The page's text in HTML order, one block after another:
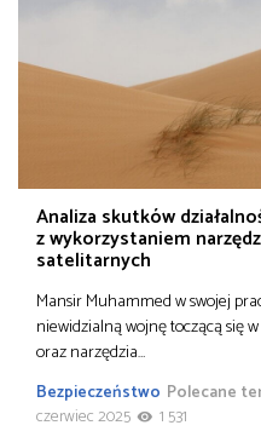
Analiza skutków
z wykorzystaniem
satelitarnych
Mansir Muhammed w swojej
niewidzialną wojnę toczącą się
oraz narzędzia…
Bezpieczeństwo Polecane
czerwiec 2025
1 531